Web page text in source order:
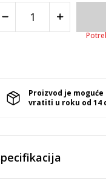
Proizvod je moguće
vratiti u roku od 14